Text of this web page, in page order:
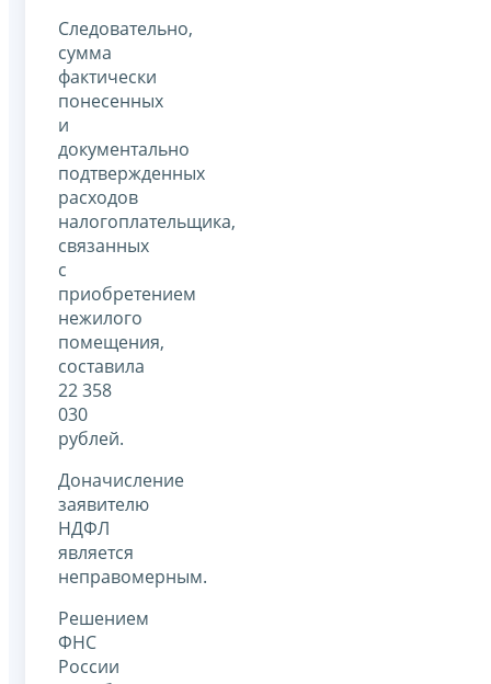
Следовательно,
сумма
фактически
понесенных
и
документально
подтвержденных
расходов
налогоплательщика,
связанных
с
приобретением
нежилого
помещения,
составила
22 358
030
рублей.
Доначисление
заявителю
НДФЛ
является
неправомерным.
Решением
ФНС
России